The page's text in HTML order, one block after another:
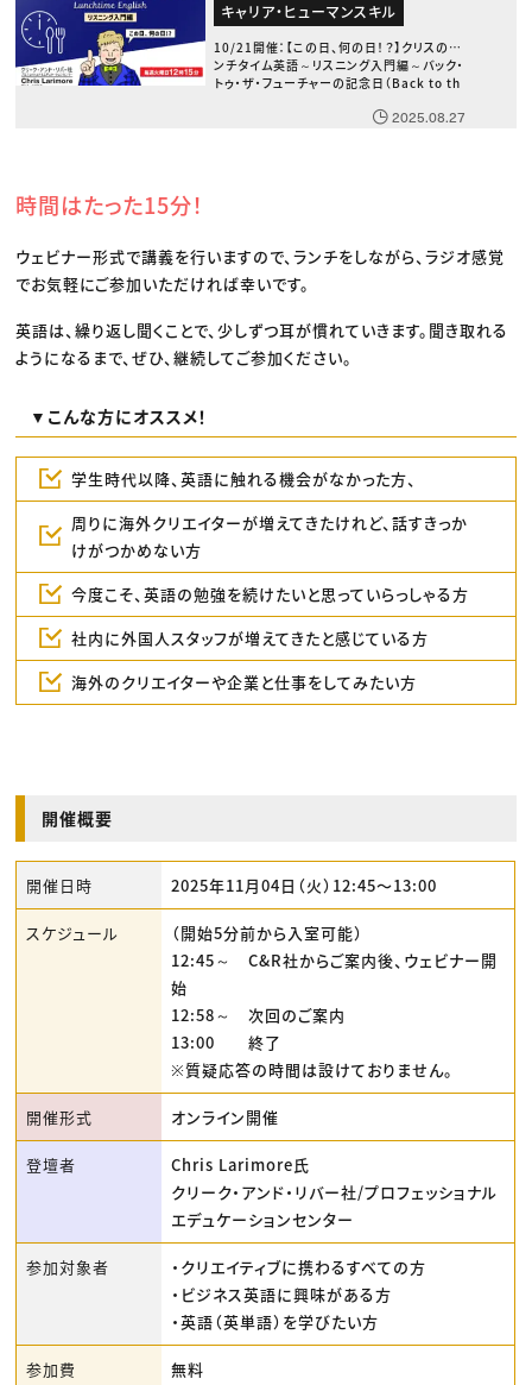
キャリア・ヒューマンスキル
10/21開催：【この日、何の日！？】クリスのラ
ンチタイム英語～リスニング入門編～バック・
トゥ・ザ・フューチャーの記念日（Back to th
2025.08.27
時間はたった15分！
ウェビナー形式で講義を行いますので、ランチをしながら、ラジオ感覚
でお気軽にご参加いただければ幸いです。
英語は、繰り返し聞くことで、少しずつ耳が慣れていきます。聞き取れる
ようになるまで、ぜひ、継続してご参加ください。
▼こんな方にオススメ！
学生時代以降、英語に触れる機会がなかった方、
周りに海外クリエイターが増えてきたけれど、話すきっか
けがつかめない方
今度こそ、英語の勉強を続けたいと思っていらっしゃる方
社内に外国人スタッフが増えてきたと感じている方
海外のクリエイターや企業と仕事をしてみたい方
開催概要
開催日時 2025年11月04日（火）12:45〜13:00
スケジュール
（開始5分前から入室可能）
12:45～ C&R社からご案内後、ウェビナー開
始
12:58～ 次回のご案内
13:00 終了
※質疑応答の時間は設けておりません。
開催形式 オンライン開催
登壇者
Chris Larimore氏
クリーク・アンド・リバー社/プロフェッショナル
エデュケーションセンター
参加対象者
・クリエイティブに携わるすべての方
・ビジネス英語に興味がある方
・英語（英単語）を学びたい方
参加費 無料